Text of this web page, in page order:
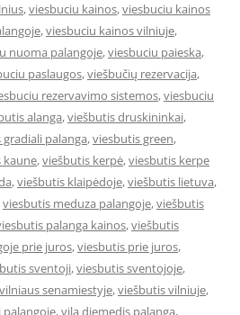
,viesbuciu kainos,viesbuciu kainos
,viesbuciu kainos vilniuje,
nuoma palangoje,viesbuciu paieska,
paslaugos,viešbučių rezervacija,
rezervavimo sistemos,viesbuciu
alanga,viešbutis druskininkai,
palanga,viesbutis green,
kaune,viešbutis kerpė,viesbutis kerpe
,viešbutis klaipėdoje,viešbutis lietuva,
viesbutis meduza palangoje,viešbutis
palanga kainos,viešbutis
prie juros,viesbutis prie juros,
sventoji,viesbutis sventojoje,
senamiestyje,viešbutis vilniuje,
palangoje,vila diemedis palanga,